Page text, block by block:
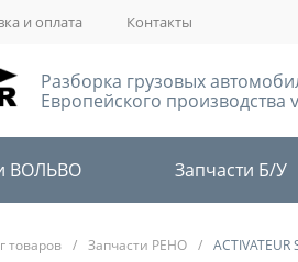
и оплата Контакты
Разборка грузовых
Европейского производства
ВОЛЬВО Запчасти Б/У
товаров / Запчасти РЕНО /